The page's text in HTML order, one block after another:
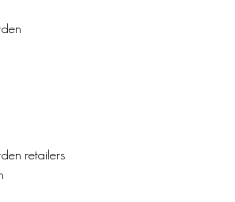
retailers